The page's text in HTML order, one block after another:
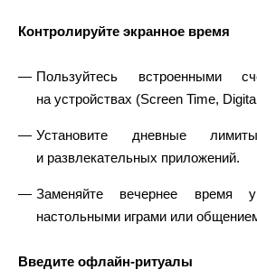
Контролируйте экранное время
Пользуйтесь встроенными
на устройствах (Screen Time,
Установите дневные
и развлекательных приложений.
Заменяйте вечернее время
настольными играми или
Введите офлайн‑ритуалы